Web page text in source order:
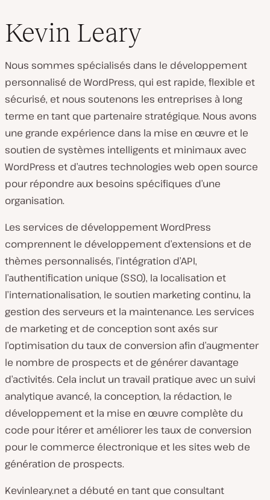
Kevin Leary
Nous sommes spécialisés dans le développement
personnalisé de WordPress, qui est rapide, flexible et
sécurisé, et nous soutenons les entreprises à long
terme en tant que partenaire stratégique. Nous avons
une grande expérience dans la mise en œuvre et le
soutien de systèmes intelligents et minimaux avec
WordPress et d’autres technologies web open source
pour répondre aux besoins spécifiques d’une
organisation.
Les services de développement WordPress
comprennent le développement d’extensions et de
thèmes personnalisés, l’intégration d’API,
l’authentification unique (SSO), la localisation et
l’internationalisation, le soutien marketing continu, la
gestion des serveurs et la maintenance. Les services
de marketing et de conception sont axés sur
l’optimisation du taux de conversion afin d’augmenter
le nombre de prospects et de générer davantage
d’activités. Cela inclut un travail pratique avec un suivi
analytique avancé, la conception, la rédaction, le
développement et la mise en œuvre complète du
code pour itérer et améliorer les taux de conversion
pour le commerce électronique et les sites web de
génération de prospects.
Kevinleary.net a débuté en tant que consultant